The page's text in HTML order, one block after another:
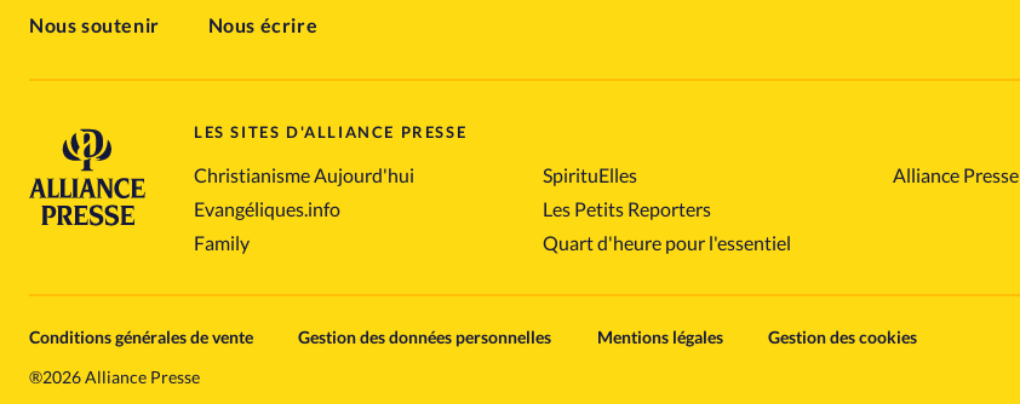
Nous soutenir Nous écrire
LES SITES D'ALLIANCE PRESSE
Christianisme Aujourd'hui
Evangéliques.info
Family
SpirituElles
Les Petits Reporters
Quart d'heure pour l'essentiel
Alliance Presse
Conditions générales de vente Gestion des données personnelles Mentions légales
Gestion des cookies
®2026 Alliance Presse